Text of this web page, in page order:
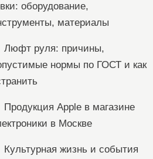
оборудование,
материалы
Люфт руля: причины,
нормы по ГОСТ и как
Продукция Apple в магазине
в Москве
Культурная жизнь и события